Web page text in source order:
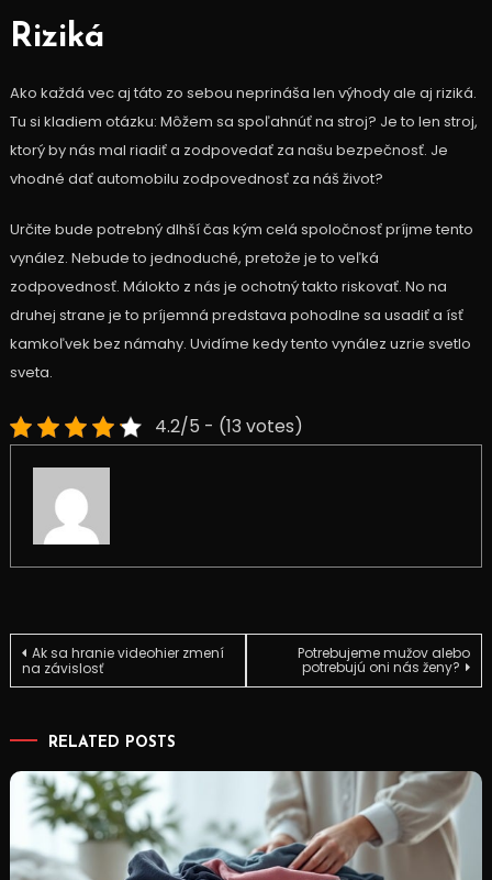
Riziká
Ako každá vec aj táto zo sebou neprináša len výhody ale aj riziká.
Tu si kladiem otázku: Môžem sa spoľahnúť na stroj? Je to len stroj,
ktorý by nás mal riadiť a zodpovedať za našu bezpečnosť. Je
vhodné dať automobilu zodpovednosť za náš život?
Určite bude potrebný dlhší čas kým celá spoločnosť príjme tento
vynález. Nebude to jednoduché, pretože je to veľká
zodpovednosť. Málokto z nás je ochotný takto riskovať. No na
druhej strane je to príjemná predstava pohodlne sa usadiť a ísť
kamkoľvek bez námahy. Uvidíme kedy tento vynález uzrie svetlo
sveta.
4.2/5 - (13 votes)
Navigace
příspěvek
Ak sa hranie videohier zmení
na závislosť
Potrebujeme mužov alebo
potrebujú oni nás ženy?
RELATED POSTS